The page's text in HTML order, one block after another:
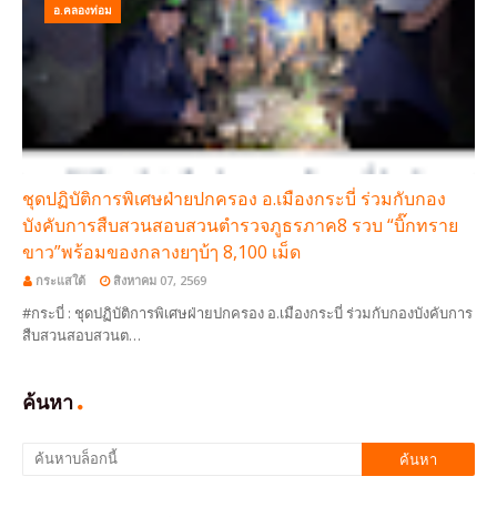
อ.คลองท่อม
ชุดปฏิบัติการพิเศษฝ่ายปกครอง อ.เมืองกระบี่ ร่วมกับกอง
บังคับการสืบสวนสอบสวนตำรวจภูธรภาค8 รวบ “บิ๊กทราย
ขาว”พร้อมของกลางยๅบ้ๅ 8,100 เม็ด
กระแสใต้ สิงหาคม 07, 2569
#กระบี่ : ชุดปฏิบัติการพิเศษฝ่ายปกครอง อ.เมืองกระบี่ ร่วมกับกองบังคับการ
สืบสวนสอบสวนต…
ค้นหา